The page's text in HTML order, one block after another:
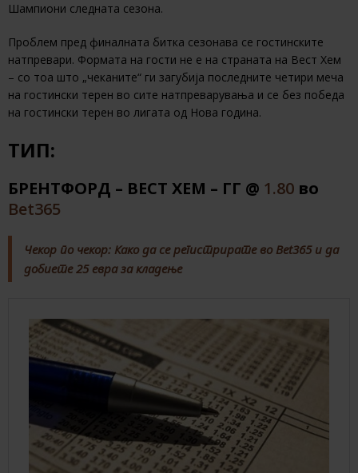
Шампиони следната сезона.
Проблем пред финалната битка сезонава се гостинските
натпревари. Формата на гости не е на страната на Вест Хем
– со тоа што „чеканите“ ги загубија последните четири меча
на гостински терен во сите натпреварувања и се без победа
на гостински терен во лигата од Нова година.
ТИП:
БРЕНТФОРД – ВЕСТ ХЕМ – ГГ @ 1.80 во
Bet365
Чекор по чекор: Како да се регистрирате во Bet365 и да
добиете 25 евра за кладење